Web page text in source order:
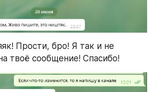
Прости, бро! Я так и не
твоё сообщение! Спасибо!